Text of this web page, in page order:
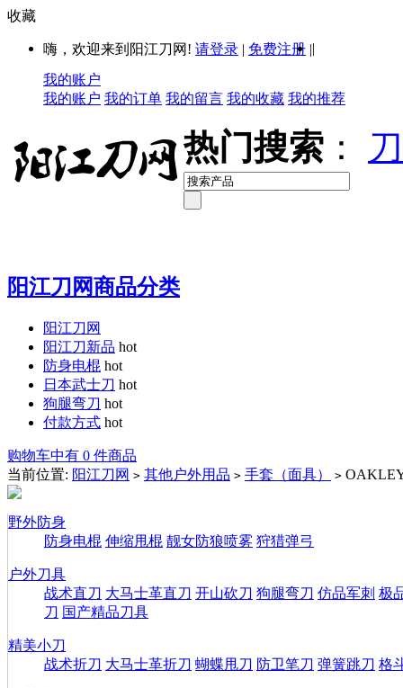
收藏
嗨，欢迎来到阳江刀网! 请登录 | 免费注册 ||
我的账户
我的账户 我的订单 我的留言 我的收藏 我的推荐
热门搜索 ：
阳江刀网商品分类
阳江刀网
阳江刀新品 hot
防身电棍 hot
日本武士刀 hot
狗腿弯刀 hot
付款方式 hot
购物车中有 0 件商品
当前位置: 阳江刀网 > 其他户外用品 > 手套（面具） >
野外防身
防身电棍 伸缩甩棍 靓女防狼喷雾 狩猎弹弓
户外刀具
战术直刀 大马士革直刀 开山砍刀 狗腿弯刀 仿品军刺 极
刀 国产精品刀具
精美小刀
战术折刀 大马士革折刀 蝴蝶甩刀 防卫笔刀 弹簧跳刀 格